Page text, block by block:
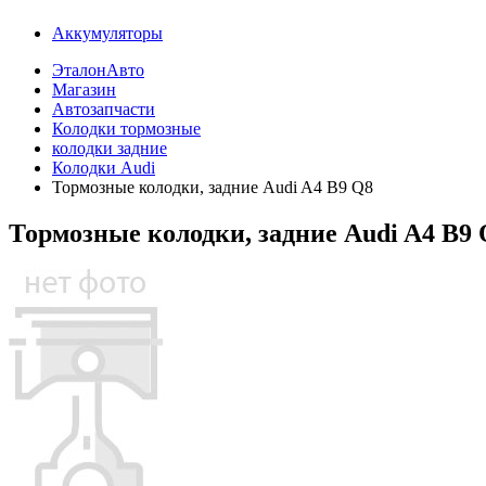
Аккумуляторы
ЭталонАвто
Магазин
Автозапчасти
Колодки тормозные
колодки задние
Колодки Audi
Тормозные колодки, задние Audi A4 B9 Q8
Тормозные колодки, задние Audi A4 B9